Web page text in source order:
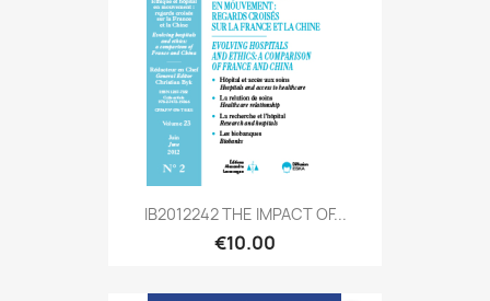
IB2012242 THE IMPACT OF...
€10.00